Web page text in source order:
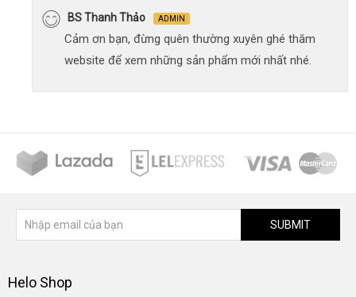
BS Thanh Thảo ADMIN
Cảm ơn bạn, đừng quên thường xuyên ghé thăm
website để xem những sản phẩm mới nhất nhé.
SUBMIT
Helo Shop